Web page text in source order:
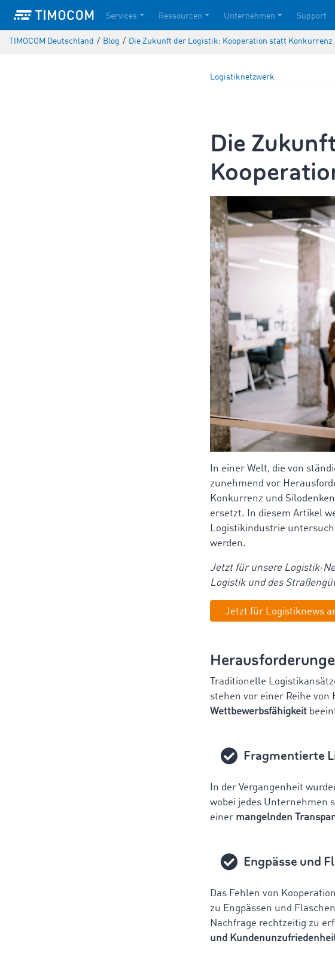
Services Ressourcen Unternehmen Support
TIMOCOM Deutschland / Blog / Die Zukunft der Logistik: Kooperation statt Konkurrenz
Logistiknetzwerk
Die
In einer Welt, die von
zunehmend vor
Konkurrenz und
ersetzt. In diesem Artikel
Logistikindustrie
werden.
Jetzt für unsere Logistik-
Logistik und des
Jetzt für Logistiknews
Traditionelle
stehen vor einer Reihe von
Wettbewerbsfähigkeit
Fragmentierte
In der Vergangenheit
wobei jedes Unternehmen
einer mangelnden
Engpässe und
Das Fehlen von
zu Engpässen und
Nachfrage rechtzeitig zu
und